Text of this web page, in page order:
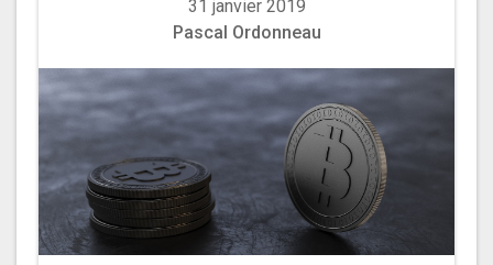
31 janvier 2019
Pascal Ordonneau